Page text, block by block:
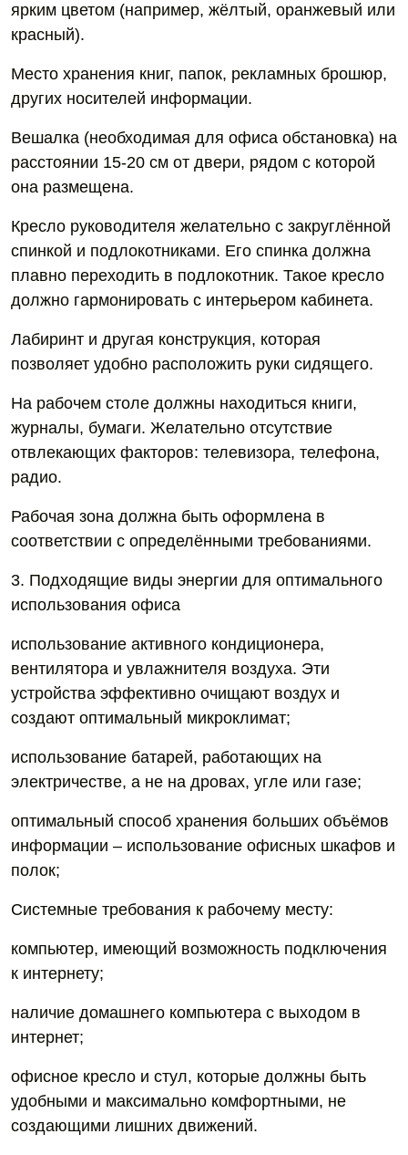
ярким цветом (например, жёлтый, оранжевый или
красный).
Место хранения книг, папок, рекламных брошюр,
других носителей информации.
Вешалка (необходимая для офиса обстановка) на
расстоянии 15-20 см от двери, рядом с которой
она размещена.
Кресло руководителя желательно с закруглённой
спинкой и подлокотниками. Его спинка должна
плавно переходить в подлокотник. Такое кресло
должно гармонировать с интерьером кабинета.
Лабиринт и другая конструкция, которая
позволяет удобно расположить руки сидящего.
На рабочем столе должны находиться книги,
журналы, бумаги. Желательно отсутствие
отвлекающих факторов: телевизора, телефона,
радио.
Рабочая зона должна быть оформлена в
соответствии с определёнными требованиями.
3. Подходящие виды энергии для оптимального
использования офиса
использование активного кондиционера,
вентилятора и увлажнителя воздуха. Эти
устройства эффективно очищают воздух и
создают оптимальный микроклимат;
использование батарей, работающих на
электричестве, а не на дровах, угле или газе;
оптимальный способ хранения больших объёмов
информации – использование офисных шкафов и
полок;
Системные требования к рабочему месту:
компьютер, имеющий возможность подключения
к интернету;
наличие домашнего компьютера с выходом в
интернет;
офисное кресло и стул, которые должны быть
удобными и максимально комфортными, не
создающими лишних движений.